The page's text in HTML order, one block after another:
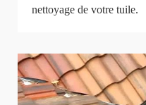
nettoyage de votre tuile.